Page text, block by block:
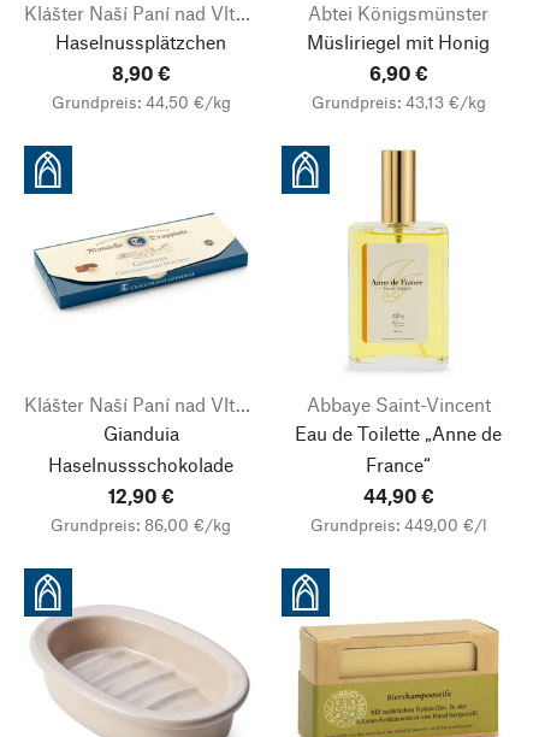
Klášter Naší Paní nad Vltavou
Haselnussplätzchen
8,90 €
Grundpreis: 44,50 €/kg
Abtei Königsmünster
Müsliriegel mit Honig
6,90 €
Grundpreis: 43,13 €/kg
Klášter Naší Paní nad Vltavou
Gianduia
Haselnussschokolade
12,90 €
Grundpreis: 86,00 €/kg
Abbaye Saint-Vincent
Eau de Toilette „Anne de
France“
44,90 €
Grundpreis: 449,00 €/l